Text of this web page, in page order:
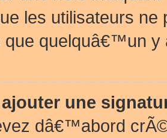
les utilisateurs
que quelquâ€™un y
une
dâ€™abord